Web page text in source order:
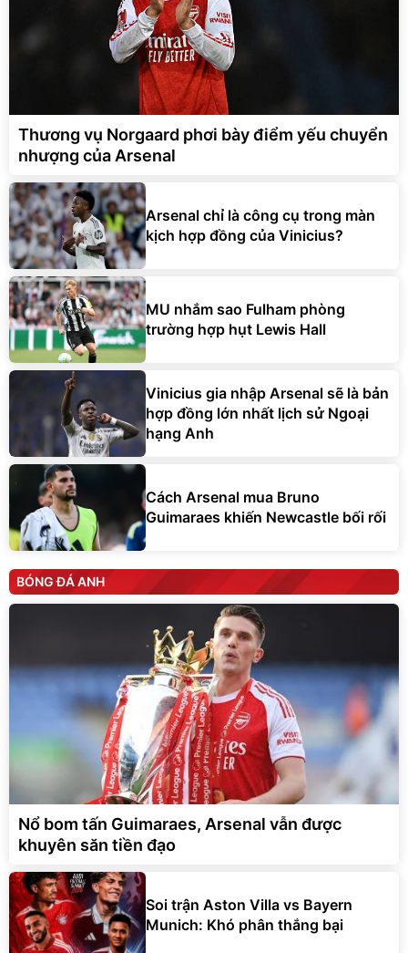
Thương vụ Norgaard phơi bày điểm yếu chuyển
nhượng của Arsenal
Arsenal chỉ là công cụ trong màn
kịch hợp đồng của Vinicius?
MU nhắm sao Fulham phòng
trường hợp hụt Lewis Hall
Vinicius gia nhập Arsenal sẽ là bản
hợp đồng lớn nhất lịch sử Ngoại
hạng Anh
Cách Arsenal mua Bruno
Guimaraes khiến Newcastle bối rối
BÓNG ĐÁ ANH
Nổ bom tấn Guimaraes, Arsenal vẫn được
khuyên săn tiền đạo
Soi trận Aston Villa vs Bayern
Munich: Khó phân thắng bại